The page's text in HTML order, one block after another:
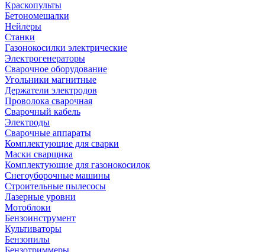
Краскопульты
Бетономешалки
Нейлеры
Станки
Газонокосилки электрические
Электрогенераторы
Сварочное оборудование
Угольники магнитные
Держатели электродов
Проволока сварочная
Сварочный кабель
Электроды
Сварочные аппараты
Комплектующие для сварки
Маски сварщика
Комплектующие для газонокосилок
Снегоуборочные машины
Строительные пылесосы
Лазерные уровни
Мотоблоки
Бензоинструмент
Культиваторы
Бензопилы
Бензотриммеры